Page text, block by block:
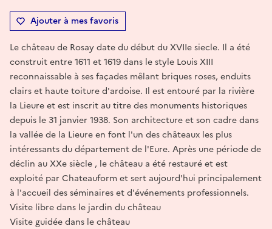
Ajouter à mes favoris
Le château de Rosay date du début du XVIIe siecle. Il a été
construit entre 1611 et 1619 dans le style Louis XIII
reconnaissable à ses façades mêlant briques roses, enduits
clairs et haute toiture d'ardoise. Il est entouré par la rivière
la Lieure et est inscrit au titre des monuments historiques
depuis le 31 janvier 1938. Son architecture et son cadre dans
la vallée de la Lieure en font l'un des châteaux les plus
intéressants du département de l'Eure. Après une période de
déclin au XXe siècle , le château a été restauré et est
exploité par Chateauform et sert aujourd'hui principalement
à l'accueil des séminaires et d'événements professionnels.
Visite libre dans le jardin du château
Visite guidée dans le château